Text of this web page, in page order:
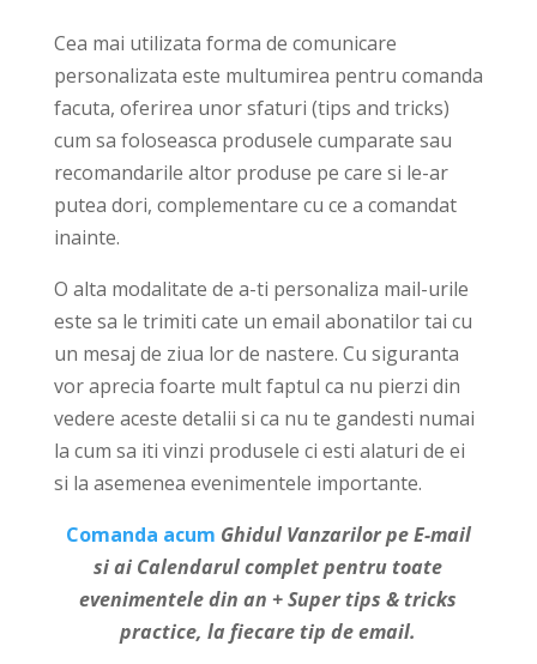
Cea mai utilizata forma de comunicare
personalizata este multumirea pentru comanda
facuta, oferirea unor sfaturi (tips and tricks)
cum sa foloseasca produsele cumparate sau
recomandarile altor produse pe care si le-ar
putea dori, complementare cu ce a comandat
inainte.
O alta modalitate de a-ti personaliza mail-urile
este sa le trimiti cate un email abonatilor tai cu
un mesaj de ziua lor de nastere. Cu siguranta
vor aprecia foarte mult faptul ca nu pierzi din
vedere aceste detalii si ca nu te gandesti numai
la cum sa iti vinzi produsele ci esti alaturi de ei
si la asemenea evenimentele importante.
Comanda acum Ghidul Vanzarilor pe E-mail
si ai Calendarul complet pentru toate
evenimentele din an + Super tips & tricks
practice, la fiecare tip de email.